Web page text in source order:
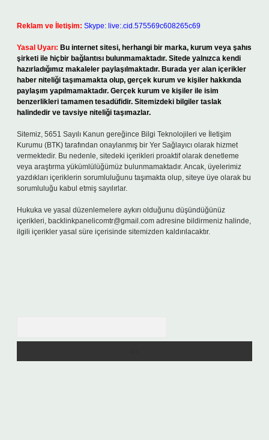
Reklam ve İletişim: Skype: live:.cid.575569c608265c69
Yasal Uyarı: Bu internet sitesi, herhangi bir marka, kurum veya şahıs
şirketi ile hiçbir bağlantısı bulunmamaktadır. Sitede yalnızca kendi
hazırladığımız makaleler paylaşılmaktadır. Burada yer alan içerikler
haber niteliği taşımamakta olup, gerçek kurum ve kişiler hakkında
paylaşım yapılmamaktadır. Gerçek kurum ve kişiler ile isim
benzerlikleri tamamen tesadüfidir. Sitemizdeki bilgiler taslak
halindedir ve tavsiye niteliği taşımazlar.
Sitemiz, 5651 Sayılı Kanun gereğince Bilgi Teknolojileri ve İletişim
Kurumu (BTK) tarafından onaylanmış bir Yer Sağlayıcı olarak hizmet
vermektedir. Bu nedenle, sitedeki içerikleri proaktif olarak denetleme
veya araştırma yükümlülüğümüz bulunmamaktadır. Ancak, üyelerimiz
yazdıkları içeriklerin sorumluluğunu taşımakta olup, siteye üye olarak bu
sorumluluğu kabul etmiş sayılırlar.
Hukuka ve yasal düzenlemelere aykırı olduğunu düşündüğünüz
içerikleri, backlinkpanelicomtr@gmail.com adresine bildirmeniz halinde,
ilgili içerikler yasal süre içerisinde sitemizden kaldırılacaktır.